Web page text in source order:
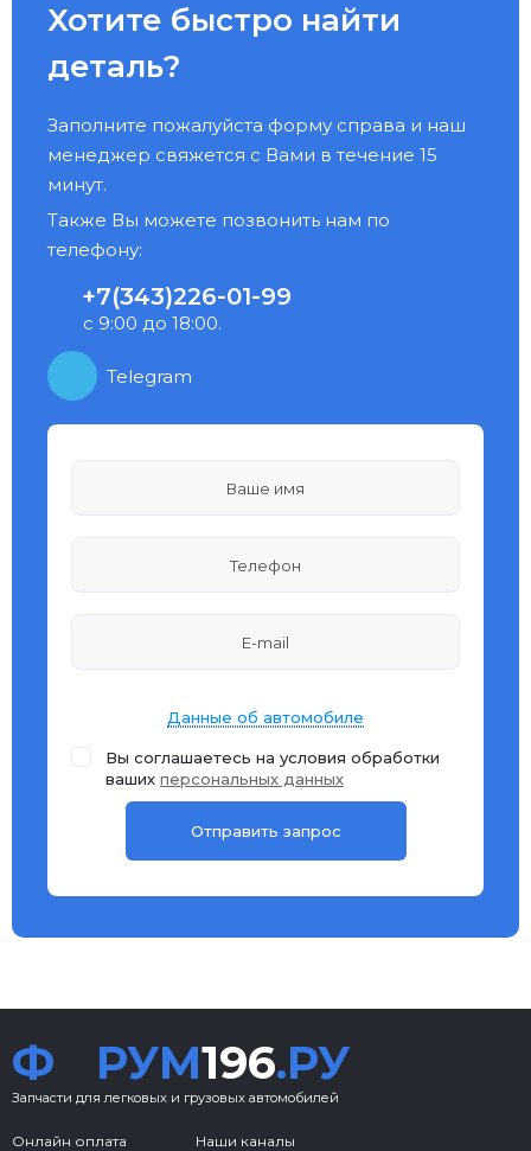
Хотите быстро найти
деталь?
Заполните пожалуйста форму справа и наш
менеджер свяжется с Вами в течение 15
минут.
Также Вы можете позвонить нам по
телефону:
+7(343)226-01-99
с 9:00 до 18:00.
Telegram
Данные об автомобиле
Вы соглашаетесь на условия обработки
ваших персональных данных
Ф РУМ196.РУ
Запчасти для легковых и грузовых автомобилей
Онлайн оплата Наши каналы